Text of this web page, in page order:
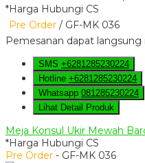
*Harga Hubungi CS
Pre Order / GF-MK 036
Pemesanan dapat
SMS +6281285230224
Hotline +6281285230224
Whatsapp 081285230224
Lihat Detail Produk
Meja Konsul Ukir Mewah
*Harga Hubungi CS
Pre Order - GF-MK 036